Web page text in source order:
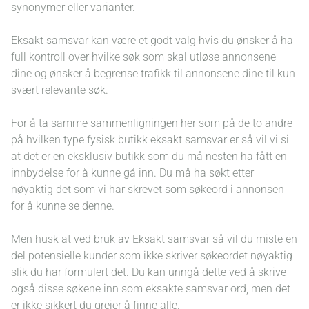
VIDEO HOSTING
TOTALPAKKE
SEO ANALYSE
NYHETSBREV
synonymer eller varianter.
Eksakt samsvar kan være et godt valg hvis du ønsker å ha
full kontroll over hvilke søk som skal utløse annonsene
dine og ønsker å begrense trafikk til annonsene dine til kun
svært relevante søk.
For å ta samme sammenligningen her som på de to andre
på hvilken type fysisk butikk eksakt samsvar er så vil vi si
at det er en eksklusiv butikk som du må nesten ha fått en
innbydelse for å kunne gå inn. Du må ha søkt etter
nøyaktig det som vi har skrevet som søkeord i annonsen
for å kunne se denne.
Men husk at ved bruk av Eksakt samsvar så vil du miste en
del potensielle kunder som ikke skriver søkeordet nøyaktig
slik du har formulert det. Du kan unngå dette ved å skrive
også disse søkene inn som eksakte samsvar ord, men det
er ikke sikkert du greier å finne alle.